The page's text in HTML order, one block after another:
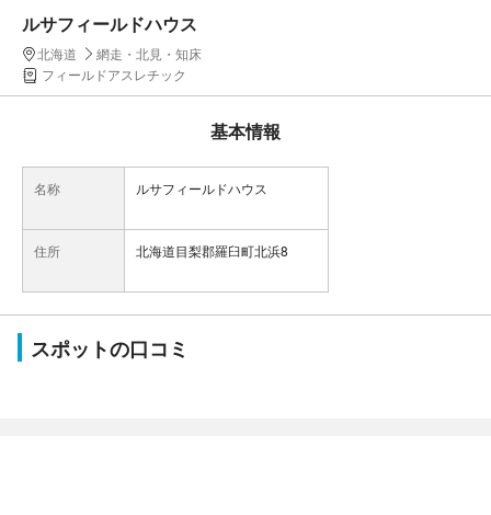
ルサフィールドハウス
北海道
網走・北見・知床
フィールドアスレチック
基本情報
名称 ルサフィールドハウス
住所 北海道目梨郡羅臼町北浜8
スポットの口コミ